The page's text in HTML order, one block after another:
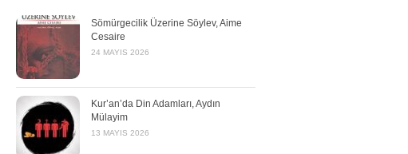
Sömürgecilik Üzerine Söylev, Aime
Cesaire
24 MAYIS 2026
Kur’an’da Din Adamları, Aydın
Mülayim
13 MAYIS 2026